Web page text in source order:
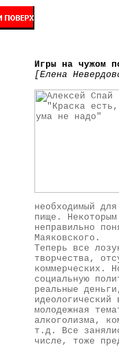
Игры на чужом
[Елена
необходимый
пище.
неправильно
Маяковского.
Теперь все
творчества,
коммерческих.
социальную
реальные
молодежная
алкоголизма,
т.д. Все
числе, тоже